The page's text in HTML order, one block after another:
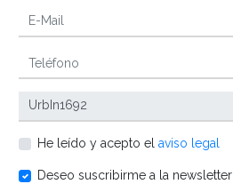
He leído y acepto el aviso legal
Deseo suscribirme a la newsletter